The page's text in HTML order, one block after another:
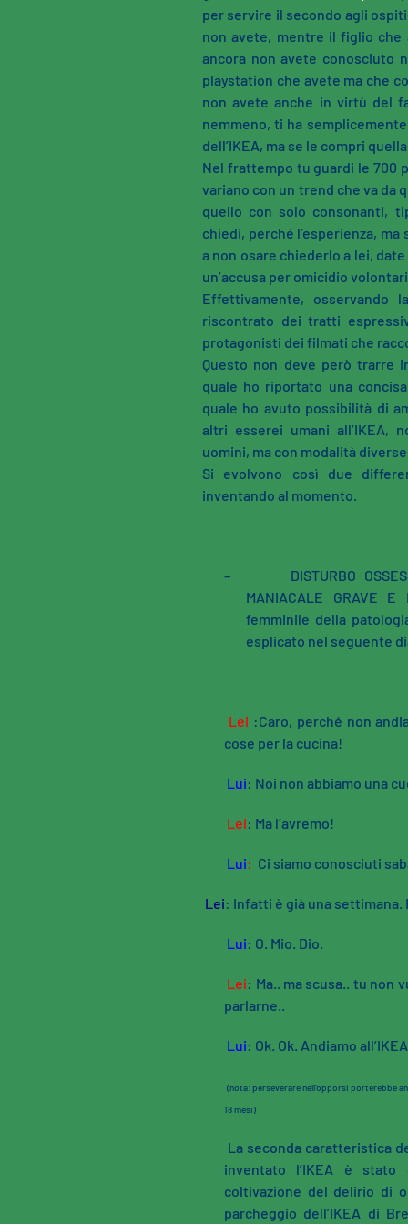
per servire il secondo agli
non avete, mentre il figlio che
ancora non avete conosciuto
playstation che avete ma che
non avete anche in virtù del
nemmeno, ti ha
dell’IKEA, ma se le compri
Nel frattempo tu guardi le 700
variano con un trend che va da
quello con solo consonanti,
chiedi, perché l’esperienza,
a non osare chiederlo a lei,
un’accusa per omicidio
Effettivamente, osservando
riscontrato dei tratti
protagonisti dei filmati che
Questo non deve però trarre
quale ho riportato una
quale ho avuto possibilità di
altri esserei umani all’IKEA,
uomini, ma con modalità
Si evolvono così due
inventando al momento.
–
DISTURBO
MANIACALE GRAVE E
femminile della
esplicato nel seguente
Lei :Caro, perché non
cose per la cucina!
Lui: Noi non abbiamo una
Lei: Ma l’avremo!
Lui: Ci siamo conosciuti
Lei: Infatti è già una
Lui: O. Mio. Dio.
Lei: Ma.. ma scusa.. tu non
parlarne..
Lui: Ok. Ok. Andiamo
(nota: perseverare nell’opporsi porterebbe
18 mesi)
La seconda caratteristica
inventato l’IKEA è
coltivazione del delirio di
parcheggio dell’IKEA di